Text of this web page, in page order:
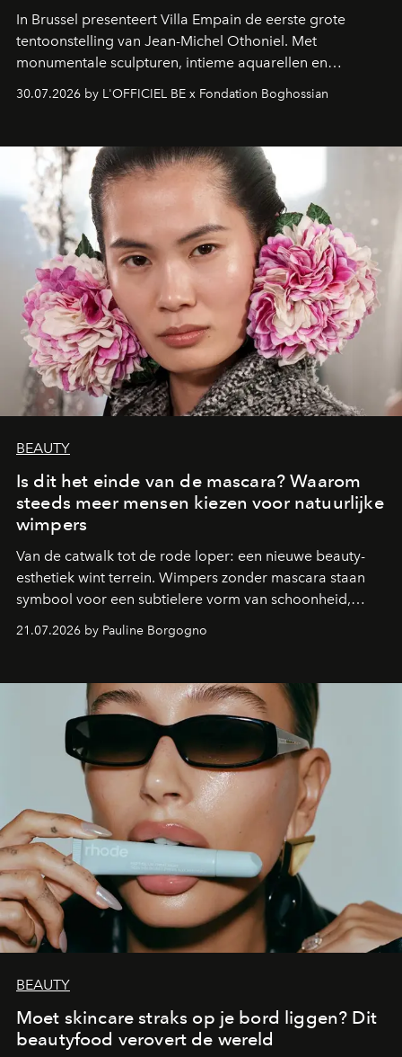
In Brussel presenteert Villa Empain de eerste grote
tentoonstelling van Jean-Michel Othoniel. Met
monumentale sculpturen, intieme aquarellen en
fonkelend Murano-glas creëert de Franse kunstenaar
een emotionele reis waarin elk werk de herinnering
moment van verwondering.
30.07.2026 by L'OFFICIEL BE x Fondation Boghossian
BEAUTY
Is dit het einde van de mascara? Waarom
steeds meer mensen kiezen voor natuurlijke
wimpers
Van de catwalk tot de rode loper: een nieuwe beauty-
esthetiek wint terrein. Wimpers zonder mascara staan
symbool voor een subtielere vorm van schoonheid,
waarin zelfvertrouwen belangrijker is dan een overvloed
aan make-up.
21.07.2026 by Pauline Borgogno
BEAUTY
Moet skincare straks op je bord liggen? Dit
beautyfood verovert de wereld